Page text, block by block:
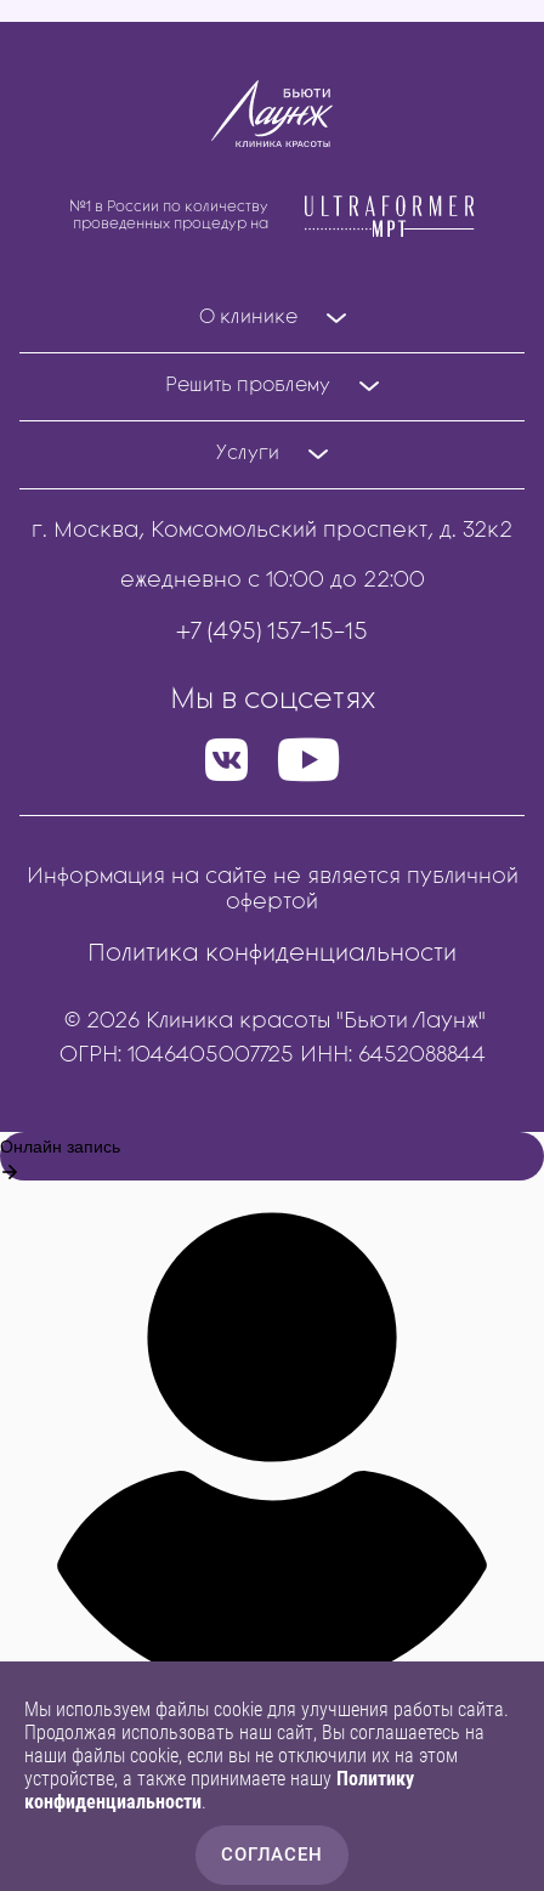
№1 в России по количеству
проведенных процедур на
О клинике
Решить проблему
Услуги
г. Москва, Комсомольский проспект, д. 32к2
ежедневно с 10:00 до 22:00
+7 (495) 157-15-15
Мы в соцсетях
Информация на сайте не является публичной
офертой
Политика конфиденциальности
© 2026 Клиника красоты "Бьюти Лаунж"
ОГРН: 1046405007725 ИНН: 6452088844
Мы используем файлы cookie для улучшения работы сайта.
Продолжая использовать наш сайт, Вы соглашаетесь на
наши файлы cookie, если вы не отключили их на этом
устройстве, а также принимаете нашу Политику
конфиденциальности.
СОГЛАСЕН